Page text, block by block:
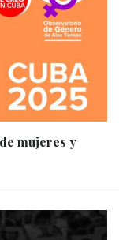
mujeres y